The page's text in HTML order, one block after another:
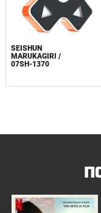
SEISHUN
MARUKAGIRI /
07SH-1370